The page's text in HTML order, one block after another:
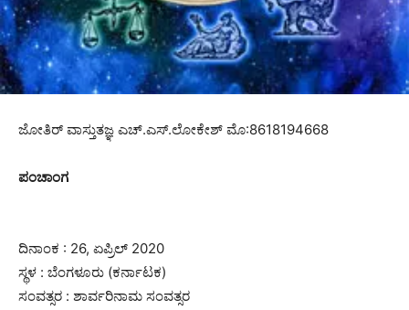
ಜೋತಿರ್ ವಾಸ್ತುತಜ್ಞ ಎಚ್.ಎಸ್.ಲೋಕೇಶ್ ಮೊ:8618194668
ಪಂಚಾಂಗ
ದಿನಾಂಕ : 26, ಏಪ್ರಿಲ್ 2020
ಸ್ಥಳ : ಬೆಂಗಳೂರು (ಕರ್ನಾಟಕ)
ಸಂವತ್ಸರ : ಶಾರ್ವರಿನಾಮ ಸಂವತ್ಸರ